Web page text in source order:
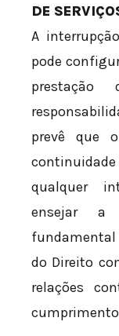
DE
A
pode
prestação
prevê que
qualquer
ensejar a
fundamental
do Direito
relações
cumprimento